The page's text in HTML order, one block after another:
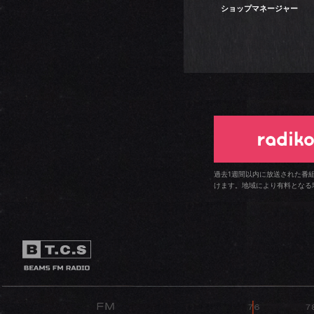
ショップマネージャー
過去1週間以内に放送された番
けます。地域により有料とな